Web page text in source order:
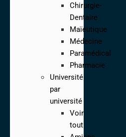
Chirurgie-
Dentaire
Maïeutique
Médecine
Paramédical
Pharmacie
Université
par
université
Voir
tout